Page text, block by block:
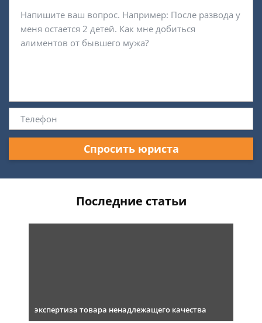
Спросить юриста
Последние статьи
экспертиза товара ненадлежащего качества